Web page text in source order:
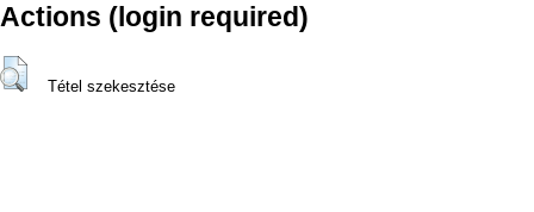
Actions (login required)
Tétel szekesztése